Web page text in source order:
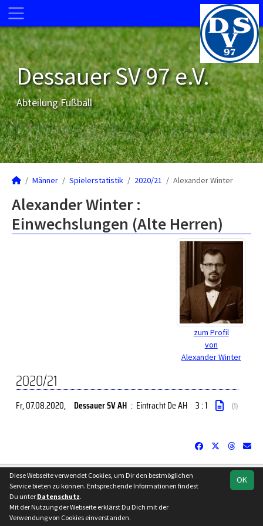
Dessauer SV 97 e.V.
Abteilung Fußball
Männer Spielerstatistik 2020/21 Alexander Winter
Alexander Winter :
Einwechslungen (Alte Herren)
zum Profil
von
Alexander Winter
2020/21
Fr, 07.08.2020, Dessauer SV AH : Eintracht De AH 3 : 1 (1)
soccero.de
© 2006 - 2026
Besucherstatistik Kontakt Impressum
OK
Diese Webseite verwendet Cookies, um Dir den bestmöglichen
Service bieten zu können. Entsprechende Informationen findest
Du unter Datenschutz.
Mit der Nutzung der Webseite erklärst Du Dich mit der
Verwendung von Cookies einverstanden.